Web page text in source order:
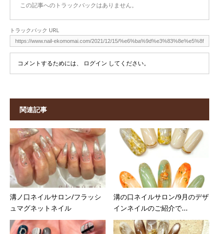
この記事へのトラックバックはありません。
トラックバック URL
コメントするためには、 ログイン してください。
関連記事
溝ノ口ネイルサロン/フラッシ
ュマグネットネイル
溝の口ネイルサロン/9月のデザ
インネイルのご紹介で...